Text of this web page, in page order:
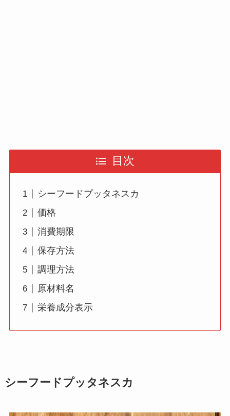
目次
シーフードプッタネスカ
価格
消費期限
保存方法
調理方法
原材料名
栄養成分表示
シーフードプッタネスカ